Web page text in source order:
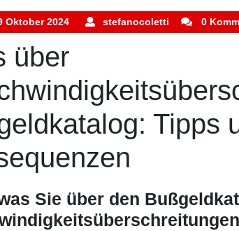
Oktober 2024
09
Oktober
stefanocoletti 0
über
Tipps
Sie über den